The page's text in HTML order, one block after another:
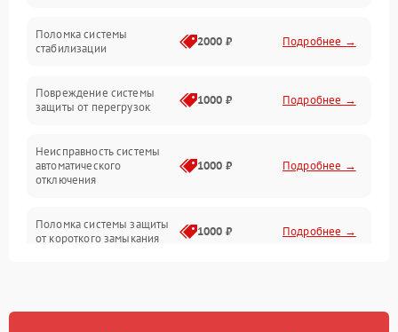
Электропитание
Механика
Корпус/Герметичность
Поломка системы
стабилизации
2000 ₽ Подробнее →
Повреждение системы
защиты от перегрузок
1000 ₽ Подробнее →
Неисправность системы
автоматического
отключения
1000 ₽ Подробнее →
Поломка системы защиты
от короткого замыкания
1000 ₽ Подробнее →